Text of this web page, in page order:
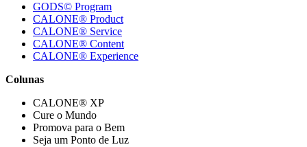
GODS© Program
CALONE® Product
CALONE® Service
CALONE® Content
CALONE® Experience
Colunas
CALONE® XP
Cure o Mundo
Promova para o Bem
Seja um Ponto de Luz